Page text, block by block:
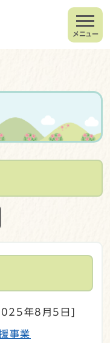
メニュー
年8月5日]
事業